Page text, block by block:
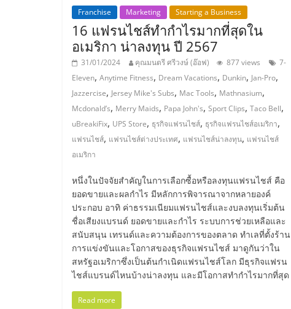
บ้าน
ลงทุน
น้อย
คืน
ทุน
ไว,
ที่
ปรึกษา
การ
Franchise Marketing Starting a Business
16 แฟรนไชส์ทำกำไรมากที่สุดใน
อเมริกา น่าลงทุน ปี 2567
31/01/2024 คุณมนตรี ศรีวงษ์ (อ๊อฟ) 877 views
7-
Eleven, Anytime Fitness, Dream Vacations, Dunkin, Jan-Pro,
Jazzercise, Jersey Mike's Subs, Mac Tools, Mathnasium,
Mcdonald’s, Merry Maids, Papa John's, Sport Clips, Taco Bell,
uBreakiFix, UPS Store, ธุรกิจแฟรนไชส์, ธุรกิจแฟรนไชส์อเมริกา,
แฟรนไชส์, แฟรนไชส์ต่างประเทศ, แฟรนไชส์น่าลงทุน, แฟรนไชส์
อเมริกา
หนึ่งในปัจจัยสำคัญในการเลือกซื้อหรือลงทุนแฟรนไชส์ คือ
ยอดขายและผลกำไร มีหลักการพิจารณาจากหลายองค์
ประกอบ อาทิ ค่าธรรมเนียมแฟรนไชส์และงบลงทุนเริ่มต้น
ชื่อเสียงแบรนด์ ยอดขายและกำไร ระบบการช่วยเหลือและ
สนับสนุน เทรนด์และความต้องการของตลาด ทำเลที่ตั้งร้าน
การแข่งขันและโอกาสของธุรกิจแฟรนไชส์ มาดูกันว่าใน
สหรัฐอเมริกาซึ่งเป็นต้นกำเนิดแฟรนไชส์โลก มีธุรกิจแฟรน
ไชส์แบรนด์ไหนบ้างน่าลงทุน และมีโอกาสทำกำไรมากที่สุด
Read more